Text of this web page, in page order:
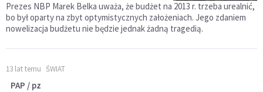
Prezes NBP Marek Belka uważa, że budżet na 2013 r. trzeba urealnić,
bo był oparty na zbyt optymistycznych założeniach. Jego zdaniem
nowelizacja budżetu nie będzie jednak żadną tragedią.
13 lat temu ŚWIAT
PAP / pz